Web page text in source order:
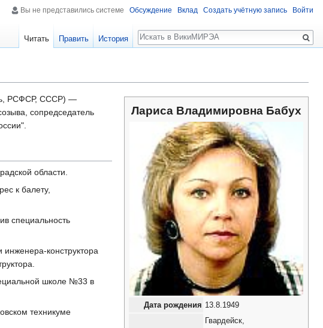
Лариса Владимировна Бабух
Дата рождения 13.8.1949
Гвардейск,
РСФСР, СССР) —
сопредседатель
области.
к балету,
специальность
конструктора
школе №33 в
техникуме
Вы не представились системе Обсуждение Вклад Создать учётную запись Войти
Читать Править История
Поиск